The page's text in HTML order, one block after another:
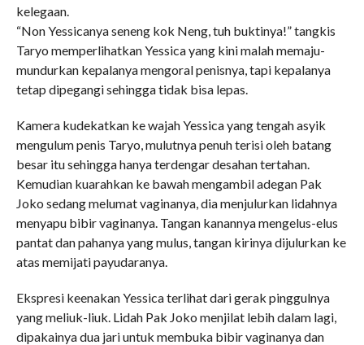
kelegaan.
“Non Yessicanya seneng kok Neng, tuh buktinya!” tangkis
Taryo memperlihatkan Yessica yang kini malah memaju-
mundurkan kepalanya mengoral penisnya, tapi kepalanya
tetap dipegangi sehingga tidak bisa lepas.
Kamera kudekatkan ke wajah Yessica yang tengah asyik
mengulum penis Taryo, mulutnya penuh terisi oleh batang
besar itu sehingga hanya terdengar desahan tertahan.
Kemudian kuarahkan ke bawah mengambil adegan Pak
Joko sedang melumat vaginanya, dia menjulurkan lidahnya
menyapu bibir vaginanya. Tangan kanannya mengelus-elus
pantat dan pahanya yang mulus, tangan kirinya dijulurkan ke
atas memijati payudaranya.
Ekspresi keenakan Yessica terlihat dari gerak pinggulnya
yang meliuk-liuk. Lidah Pak Joko menjilat lebih dalam lagi,
dipakainya dua jari untuk membuka bibir vaginanya dan